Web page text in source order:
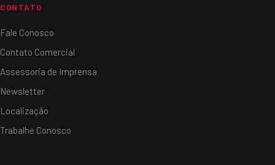
CONTATO
Fale Conosco
Contato Comercial
Assessoria de Imprensa
Newsletter
Localização
Trabalhe Conosco